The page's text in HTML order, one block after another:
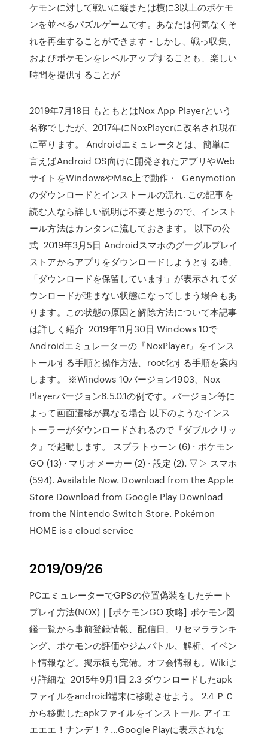
ケモンに対して戦いに縦または横に3以上のポケモ
ンを並べるパズルゲームです。あなたは何気なくそ
れを再生することができます - しかし、戦っ収集、
およびポケモンをレベルアップすることも、楽しい
時間を提供することが
2019年7月18日 もともとはNox App Playerという
名称でしたが、2017年にNoxPlayerに改名され現在
に至ります。 Androidエミュレータとは、簡単に
言えばAndroid OS向けに開発されたアプリやWeb
サイトをWindowsやMac上で動作・ Genymotion
のダウンロードとインストールの流れ. この記事を
読む人なら詳しい説明は不要と思うので、インスト
ール方法はカンタンに流しておきます。 以下の公
式 2019年3月5日 Androidスマホのグーグルプレイ
ストアからアプリをダウンロードしようとする時、
「ダウンロードを保留しています」が表示されてダ
ウンロードが進まない状態になってしまう場合もあ
ります。この状態の原因と解除方法について本記事
は詳しく紹介 2019年11月30日 Windows 10で
Androidエミュレーターの『NoxPlayer』をインス
トールする手順と操作方法、root化する手順を案内
します。 ※Windows 10バージョン1903、Nox
Playerバージョン6.5.0.1の例です。バージョン等に
よって画面遷移が異なる場合 以下のようなインス
トーラーがダウンロードされるので『ダブルクリッ
ク』で起動します。 スプラトゥーン (6) · ポケモン
GO (13) · マリオメーカー (2) · 設定 (2). ▽▷ スマホ
(594). Available Now. Download from the Apple
Store Download from Google Play Download
from the Nintendo Switch Store. Pokémon
HOME is a cloud service
2019/09/26
PCエミュレーターでGPSの位置偽装をしたチート
プレイ方法(NOX)｜[ポケモンGO 攻略] ポケモン図
鑑一覧から事前登録情報、配信日、リセマラランキ
ング、ポケモンの評価やジムバトル、解析、イベン
ト情報など。掲示板も完備。オフ会情報も。Wikiよ
り詳細な 2015年9月1日 2.3 ダウンロードしたapk
ファイルをandroid端末に移動させよう。 2.4 ＰＣ
から移動したapkファイルをインストール. アイエ
エエエ！ナンデ！？…Google Playに表示されな